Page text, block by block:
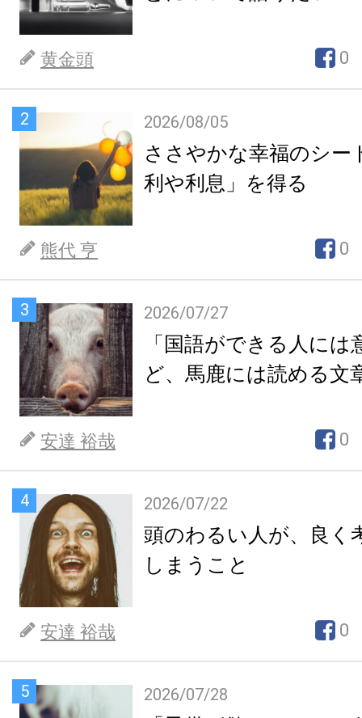
黄金頭 0
2 2026/08/05
ささやかな幸福のシー
利や利息」を得る
熊代 亨 0
3 2026/07/27
「国語ができる人には
ど、馬鹿には読める文
安達 裕哉 0
4 2026/07/22
頭のわるい人が、良く
しまうこと
安達 裕哉 0
5 2026/07/28